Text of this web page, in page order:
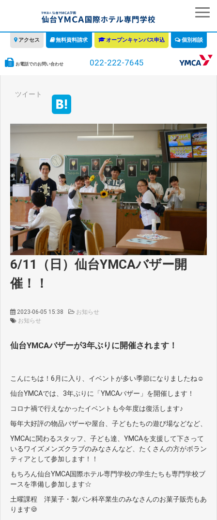
アクセス 無料資料請求 オープンキャンパス申込 個別相談
お電話でのお問い合わせ 022-222-7645
みなさまへ
情報公開
募集要項・学費・入学ガイド
ツイート
6/11（日）仙台YMCAバザー開
催！！
2023-06-05 15:38
お知らせ
お知らせ
仙台YMCAバザーが3年ぶりに開催されます！
こんにちは！6月に入り、イベントが多い季節になりましたね☺
仙台YMCAでは、3年ぶりに「YMCAバザー」を開催します！
コロナ禍で行えなかったイベントも今年度は復活します♪
毎年大好評の物品バザーや屋台、子どもたちの遊び場などなど、
YMCAに関わるスタッフ、子ども達、YMCAを支援して下さって
いるワイズメンズクラブのみなさんなど、たくさんの方がボラン
ティアとして参加します！！
もちろん仙台YMCA国際ホテル専門学校の学生たちも専門学校ブ
ースを準備し参加します☆
土曜課程 洋菓子・製パン科卒業生のみなさんのお菓子販売もあ
ります🍪